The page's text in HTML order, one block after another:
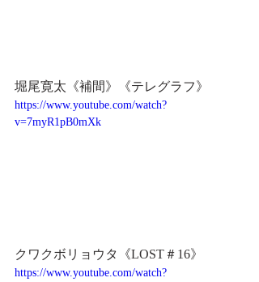
堀尾寛太《補間》《テレグラフ》
https://www.youtube.com/watch?
v=7myR1pB0mXk
クワクボリョウタ《LOST＃16》
https://www.youtube.com/watch?